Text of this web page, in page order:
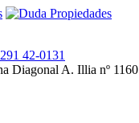
42-0131
Diagonal A. Illia nº 1160